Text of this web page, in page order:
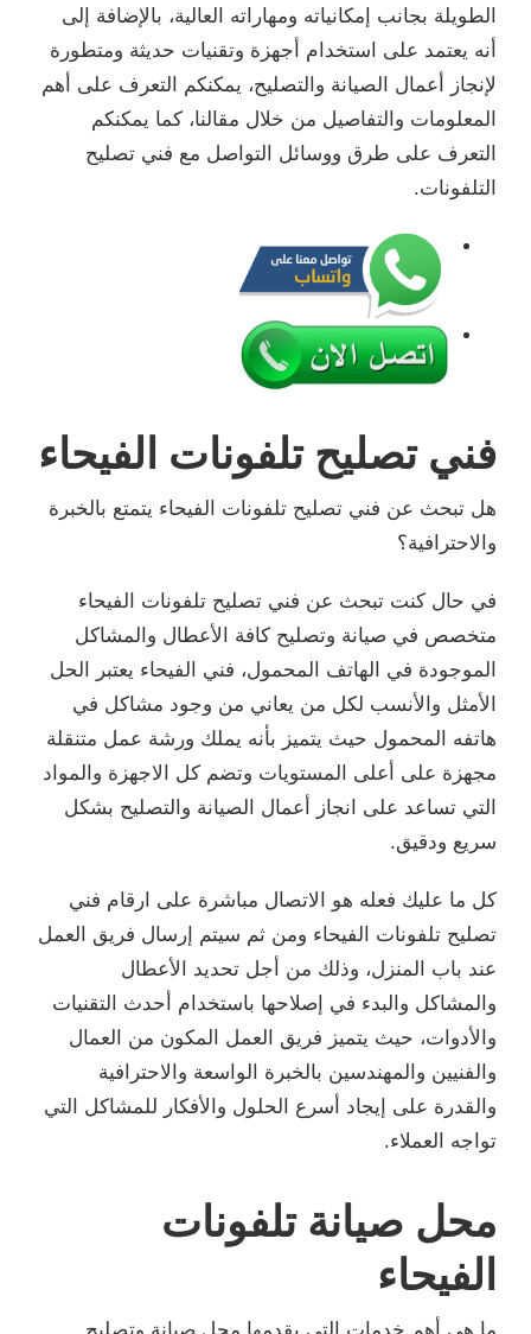
الطويلة بجانب إمكانياته ومهاراته العالية، بالإضافة إلى
أنه يعتمد على استخدام أجهزة وتقنيات حديثة ومتطورة
لإنجاز أعمال الصيانة والتصليح، يمكنكم التعرف على أهم
المعلومات والتفاصيل من خلال مقالنا، كما يمكنكم
التعرف على طرق ووسائل التواصل مع فني تصليح
التلفونات.
فني تصليح تلفونات الفيحاء
هل تبحث عن فني تصليح تلفونات الفيحاء يتمتع بالخبرة
والاحترافية؟
في حال كنت تبحث عن فني تصليح تلفونات الفيحاء
متخصص في صيانة وتصليح كافة الأعطال والمشاكل
الموجودة في الهاتف المحمول، فني الفيحاء يعتبر الحل
الأمثل والأنسب لكل من يعاني من وجود مشاكل في
هاتفه المحمول حيث يتميز بأنه يملك ورشة عمل متنقلة
مجهزة على أعلى المستويات وتضم كل الاجهزة والمواد
التي تساعد على انجاز أعمال الصيانة والتصليح بشكل
سريع ودقيق.
كل ما عليك فعله هو الاتصال مباشرة على ارقام فني
تصليح تلفونات الفيحاء ومن ثم سيتم إرسال فريق العمل
عند باب المنزل، وذلك من أجل تحديد الأعطال
والمشاكل والبدء في إصلاحها باستخدام أحدث التقنيات
والأدوات، حيث يتميز فريق العمل المكون من العمال
والفنيين والمهندسين بالخبرة الواسعة والاحترافية
والقدرة على إيجاد أسرع الحلول والأفكار للمشاكل التي
تواجه العملاء.
محل صيانة تلفونات
الفيحاء